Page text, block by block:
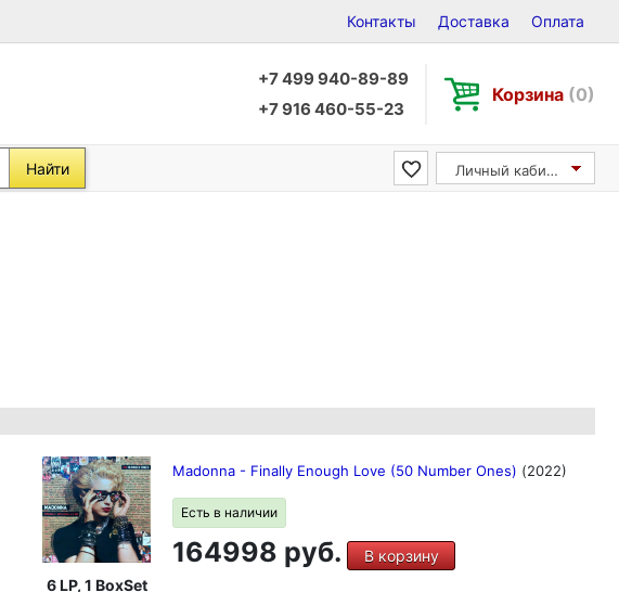
Контакты Доставка Оплата
+7 499 940-89-89
+7 916 460-55-23
Корзина (0)
Найти Личный кабинет
6 LP, 1 BoxSet
Madonna - Finally Enough Love (50 Number Ones) (2022)
Есть в наличии
164998 руб. В корзину